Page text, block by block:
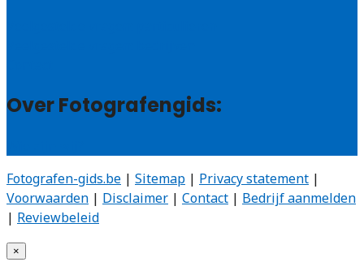
Over Fotografengids:
Fotografen-gids.be | Sitemap | Privacy statement |
Voorwaarden | Disclaimer | Contact | Bedrijf aanmelden
| Reviewbeleid
×